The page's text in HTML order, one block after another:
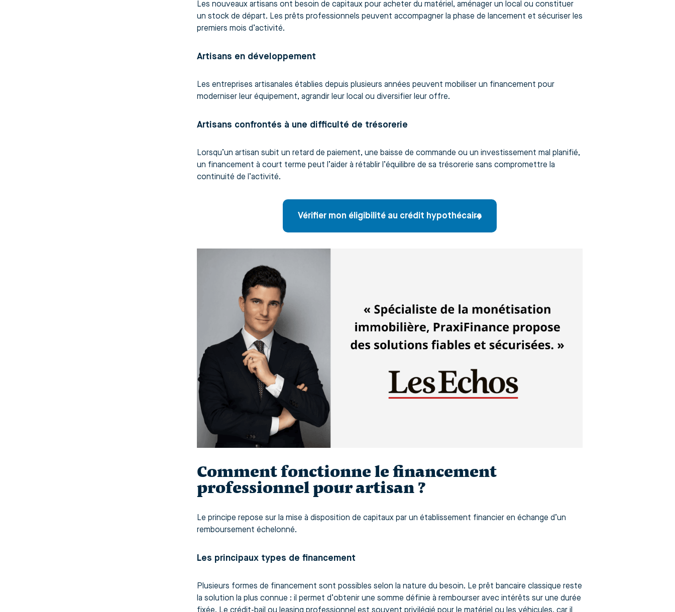
Les nouveaux artisans ont besoin de capitaux pour acheter du matériel, aménager un local ou constituer
un stock de départ. Les prêts professionnels peuvent accompagner la phase de lancement et sécuriser les
premiers mois d’activité.
Artisans en développement
Les entreprises artisanales établies depuis plusieurs années peuvent mobiliser un financement pour
moderniser leur équipement, agrandir leur local ou diversifier leur offre.
Artisans confrontés à une difficulté de trésorerie
Lorsqu’un artisan subit un retard de paiement, une baisse de commande ou un investissement mal planifié,
un financement à court terme peut l’aider à rétablir l’équilibre de sa trésorerie sans compromettre la
continuité de l’activité.
Vérifier mon éligibilité au crédit hypothécaire
Comment fonctionne le financement
professionnel pour artisan ?
Le principe repose sur la mise à disposition de capitaux par un établissement financier en échange d’un
remboursement échelonné.
Les principaux types de financement
Plusieurs formes de financement sont possibles selon la nature du besoin. Le prêt bancaire classique reste
la solution la plus connue : il permet d’obtenir une somme définie à rembourser avec intérêts sur une durée
fixée. Le crédit-bail ou leasing professionnel est souvent privilégié pour le matériel ou les véhicules, car il